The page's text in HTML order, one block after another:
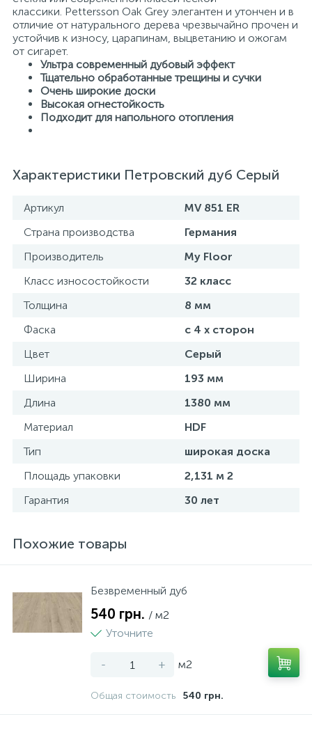
классики. Pettersson Oak Grey элегантен и утончен и в
отличие от натурального дерева чрезвычайно прочен и
устойчив к износу, царапинам, выцветанию и ожогам
от сигарет.
Ультра современный дубовый эффект
Тщательно обработанные трещины и сучки
Очень широкие доски
Высокая огнестойкость
Подходит для напольного отопления
Характеристики Петровский дуб Серый
Артикул
MV 851 ER
Страна производства
Германия
Производитель
My Floor
Класс износостойкости
32 класс
Толщина
8 мм
Фаска
с 4 х сторон
Цвет
Серый
Ширина
193 мм
Длина
1380 мм
Материал
HDF
Тип
широкая доска
Площадь упаковки
2,131 м 2
Гарантия
30 лет
Похожие товары
Безвременный дуб
540 грн. / м2
Уточните
- + м2
Общая стоимость 540 грн.